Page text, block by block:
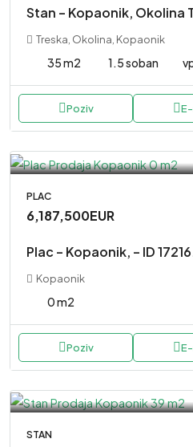
Stan – Kopaonik, Okolina
Treska, Okolina, Kopaonik
35 m2 1.5 soban
Poziv
PLAC
6,187,500EUR
Plac – Kopaonik, – ID
Kopaonik
0 m2
Poziv
STAN